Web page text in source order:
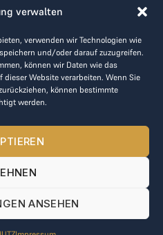
verwalten
verwenden wir Technologien wie
und/oder darauf zuzugreifen.
können wir Daten wie das
Website verarbeiten. Wenn Sie
können bestimmte
werden.
ANSEHEN
Kontakt
AGB
Datenrichtlinie
Ihnen gerne weiter.
vorbehalten.